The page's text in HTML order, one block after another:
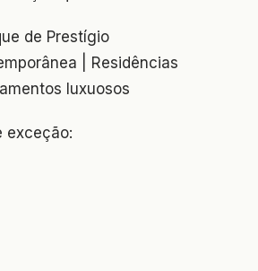
de Prestígio
| Residências
luxuosos
exceção: